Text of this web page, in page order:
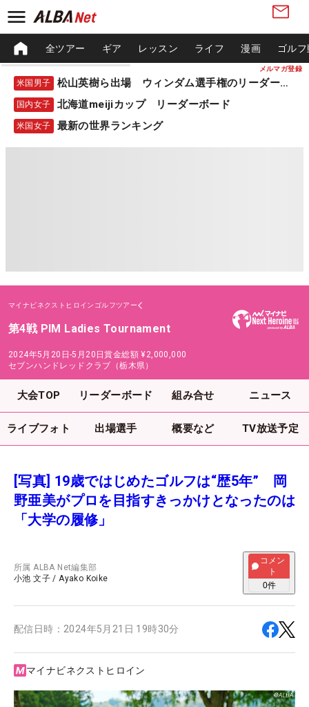
メルマガ登録
全ツアー ギア レッスン ライフ 漫画 ゴル
米国男子 松山英樹ら出場 ウィンダム選手権のリーダーボード
国内女子 北海道meijiカップ リーダーボード
米国女子 最新の世界ランキング
マイナビネクストヒロインゴルフツアー
第4戦 PIM Ladies Tournament
2024年5月20日-5月20日賞金総額 ¥2,000,000
セブンハンドレッドクラブ（栃木県）
大会TOP リーダーボード 組み合せ ニュース
ライブフォト 出場選手 概要など TV放送予定
[写真] 19歳ではじめたゴルフは“歴5年” 岡
野亜美がプロを目指すきっかけとなったのは
「大学の履修」
所属ALBA Net編集部
小池 文子 /Ayako Koike
コメン
ト
0件
配信日時： 2024年5月21日 19時30分
マイナビネクストヒロイン